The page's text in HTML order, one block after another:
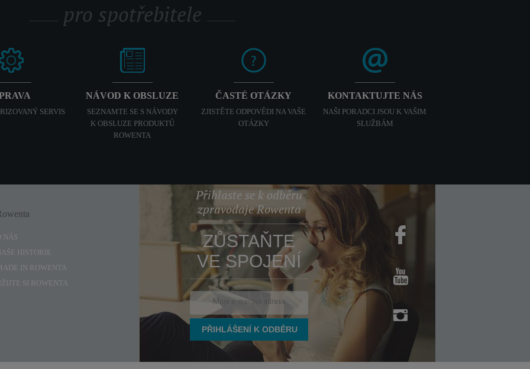
pro spotřebitele
SERVIS
NÁVOD K OBSLUZE
SEZNAMTE SE S NÁVODY
K OBSLUZE PRODUKTŮ
ROWENTA
ČASTÉ OTÁZKY
ZJISTĚTE ODPOVĚDI NA VAŠE
OTÁZKY
KONTAKTUJTE NÁS
NAŠI PORADCI JSOU K VAŠIM
SLUŽBÁM
NÁS
HISTORIE
IN ROWENTA
SI ROWENTA
Přihlaste se k odběru
zpravodaje Rowenta
ZŮSTAŇTE
VE SPOJENÍ